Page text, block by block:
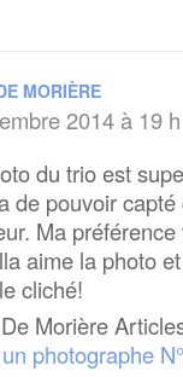
MORIÈRE
2014 à 19
du trio est
de pouvoir
Ma
aime la photo
cliché!
Morière
photographe